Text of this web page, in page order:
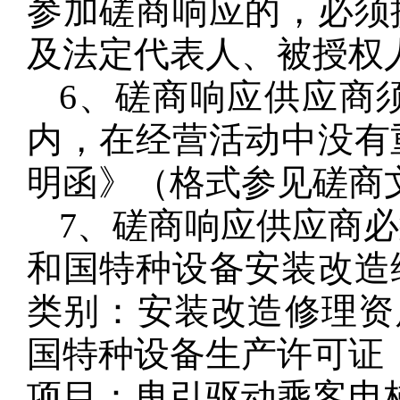
参加磋商响应的，必
及法定代表人、被授
6、磋商响应供应商
内，在经营活动中没
明函》（格式参见磋商
7、磋商响应供应商
和国特种设备安装改
类别：安装改造修理
国特种设备生产许可